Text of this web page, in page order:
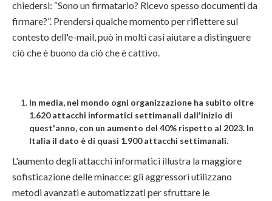
chiedersi: “Sono un firmatario? Ricevo spesso documenti da
firmare?”. Prendersi qualche momento per riflettere sul
contesto dell'e-mail, può in molti casi aiutare a distinguere
ciò che è buono da ciò che è cattivo.
In media, nel mondo ogni organizzazione ha subito oltre
1.620 attacchi informatici settimanali dall'inizio di
quest'anno, con un aumento del 40% rispetto al 2023. In
Italia il dato è di quasi 1.900 attacchi settimanali.
L'aumento degli attacchi informatici illustra la maggiore
sofisticazione delle minacce: gli aggressori utilizzano
metodi avanzati e automatizzati per sfruttare le